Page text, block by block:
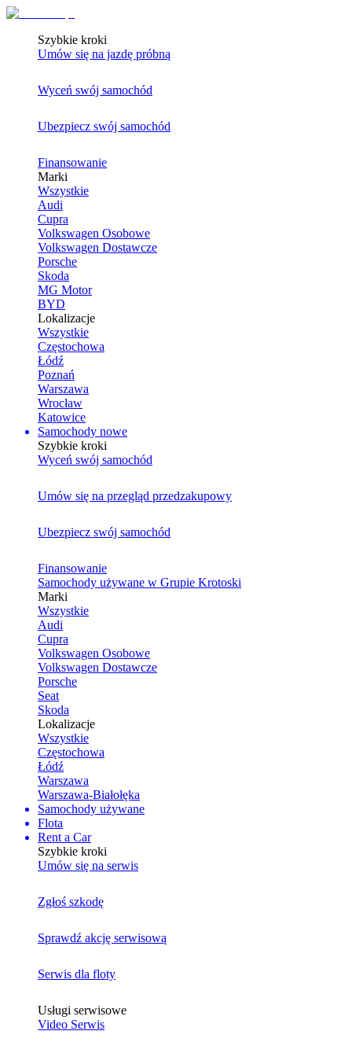
Szybkie kroki
Umów się na jazdę próbną
Wyceń swój samochód
Ubezpiecz swój samochód
Finansowanie
Marki
Wszystkie
Audi
Cupra
Volkswagen Osobowe
Volkswagen Dostawcze
Porsche
Skoda
MG Motor
BYD
Lokalizacje
Wszystkie
Częstochowa
Łódź
Poznań
Warszawa
Wrocław
Katowice
Samochody nowe
Szybkie kroki
Wyceń swój samochód
Umów się na przegląd przedzakupowy
Ubezpiecz swój samochód
Finansowanie
Samochody używane w Grupie Krotoski
Marki
Wszystkie
Audi
Cupra
Volkswagen Osobowe
Volkswagen Dostawcze
Porsche
Seat
Skoda
Lokalizacje
Wszystkie
Częstochowa
Łódź
Warszawa
Warszawa-Białołęka
Samochody używane
Flota
Rent a Car
Szybkie kroki
Umów się na serwis
Zgłoś szkodę
Sprawdź akcję serwisową
Serwis dla floty
Usługi serwisowe
Video Serwis